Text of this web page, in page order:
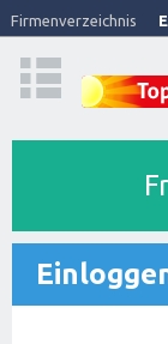
Firmenverzeichnis